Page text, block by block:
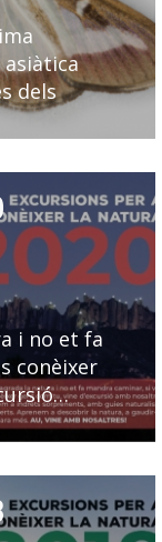
asiàtica
dels
i no et fa
conèixer